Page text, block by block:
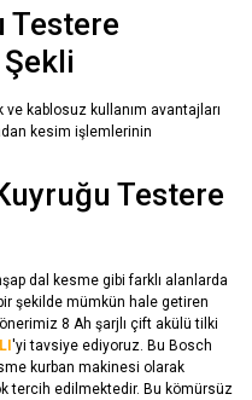
Testere
kablosuz kullanım avantajları
kesim işlemlerinin
Testere
dal kesme gibi farklı alanlarda
şekilde mümkün hale getiren
8 Ah şarjlı çift akülü tilki
'yi tavsiye ediyoruz. Bu Bosch
kurban makinesi olarak
tercih edilmektedir. Bu kömürsüz